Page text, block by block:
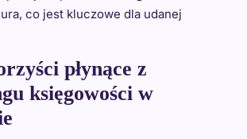
co jest kluczowe dla udanej
płynące z
księgowości w